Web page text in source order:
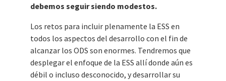
debemos seguir siendo modestos.
Los retos para incluir plenamente la ESS en
todos los aspectos del desarrollo con el fin de
alcanzar los ODS son enormes. Tendremos que
desplegar el enfoque de la ESS allí donde aún es
débil o incluso desconocido, y desarrollar su